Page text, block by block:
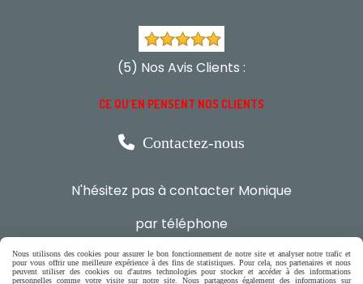
(5) Nos Avis Clients :
CE QU'EN PENSENT NOS CLIENTS
 Contactez-nous
N'hésitez pas à contacter Monique
par téléphone
0618321265
Nous utilisons des cookies pour assurer le bon fonctionnement de notre site et analyser notre trafic et
pour vous offrir une meilleure expérience à des fins de statistiques. Pour cela, nos partenaires et nous
peuvent utiliser des cookies ou d'autres technologies pour stocker et accéder à des informations
personnelles comme votre visite sur notre site. Nous partageons également des informations sur